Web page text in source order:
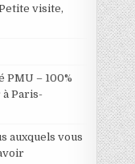
visite,
PMU – 100%
Paris-
auxquels vous